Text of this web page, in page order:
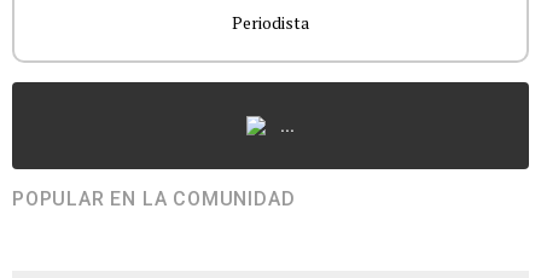
Periodista
...
POPULAR EN LA COMUNIDAD